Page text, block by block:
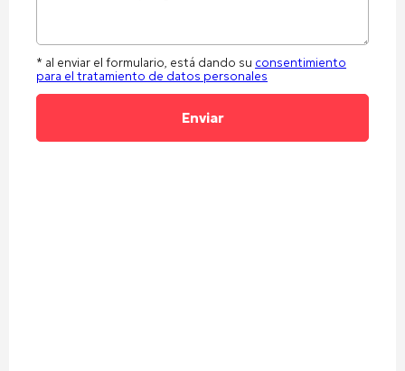
* al enviar el formulario, está dando su consentimiento
para el tratamiento de datos personales